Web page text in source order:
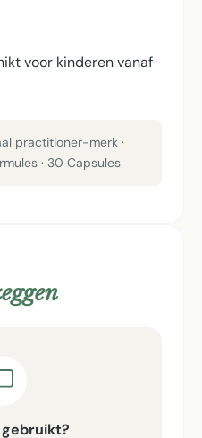
voor kinderen vanaf
practitioner-merk ·
· 30 Capsules